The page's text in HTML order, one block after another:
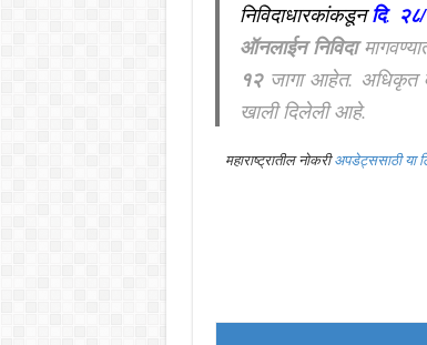
निविदाधारकांकडून दि.
ऑनलाईन निविदा
१२जागा आहेत. अधिकृत
खाली दिलेली आहे.
महाराष्ट्रातील नोकरीअपडेट्ससाठी या